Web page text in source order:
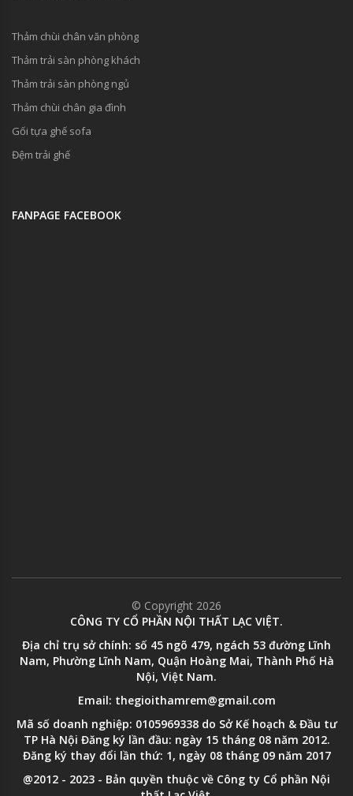
Thảm chùi chân văn phòng
Thảm trải sàn phòng khách
Thảm trải sàn phòng ngủ
Thảm chùi chân gia đình
Gối tựa ghế sofa
Đệm trải ghế
FANPAGE FACEBOOK
© Copyright 2026
CÔNG TY CỔ PHẦN NỘI THẤT LẠC VIỆT.
Địa chỉ trụ sở chính: số 45 ngõ 479, ngách 53 đường Lĩnh
Nam, Phường Lĩnh Nam, Quận Hoàng Mai, Thành Phố Hà
Nội, Việt Nam.
Email: thegioithamrem@gmail.com
Mã số doanh nghiệp: 0105969338 do Sở Kế hoạch & Đầu tư
TP Hà Nội Đăng ký lần đầu: ngày 15 tháng 08 năm 2012.
Đăng ký thay đổi lần thứ: 1, ngày 08 tháng 09 năm 2017
@2012 - 2023 - Bản quyền thuộc về Công ty Cổ phần Nội